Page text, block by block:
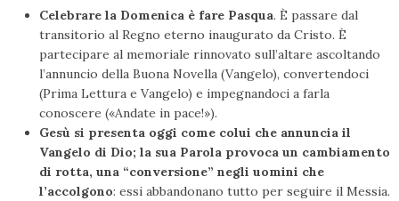
Celebrare la Domenica è fare Pasqua. È passare dal
transitorio al Regno eterno inaugurato da Cristo. È
partecipare al memoriale rinnovato sull’altare ascoltando
l’annuncio della Buona Novella (Vangelo), convertendoci
(Prima Lettura e Vangelo) e impegnandoci a farla
conoscere («Andate in pace!»).
Gesù si presenta oggi come colui che annuncia il
Vangelo di Dio; la sua Parola provoca un cambiamento
di rotta, una “conversione” negli uomini che
l’accolgono: essi abbandonano tutto per seguire il Messia.